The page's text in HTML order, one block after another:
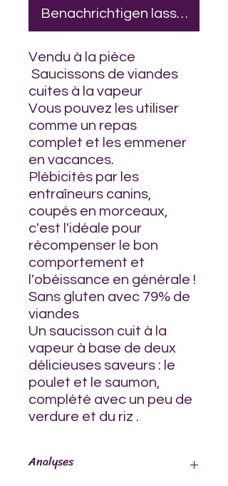
Benachrichtigen lassen
Vendu à la pièce
Saucissons de viandes
cuites à la vapeur
Vous pouvez les utiliser
comme un repas
complet et les emmener
en vacances.
Plébicités par les
entraîneurs canins,
coupés en morceaux,
c'est l'idéale pour
récompenser le bon
comportement et
l'obéissance en générale !
Sans gluten avec 79% de
viandes
Un saucisson cuit à la
vapeur à base de deux
délicieuses saveurs : le
poulet et le saumon,
complété avec un peu de
verdure et du riz .
Analyses